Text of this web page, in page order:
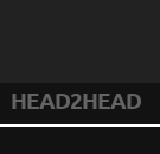
HEAD2HEAD